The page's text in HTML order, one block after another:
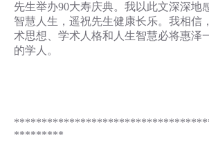
先生举办90大寿庆典。我以此文深深地
智慧人生，遥祝先生健康长乐。我相信
术思想、学术人格和人生智慧必将惠泽
的学人。
*********